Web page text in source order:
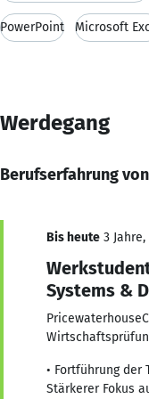
PowerPoint Microsoft
Werdegang
Berufserfahrung
Bis heute 3
Systems &
• Fortführung der
Stärkerer Fokus